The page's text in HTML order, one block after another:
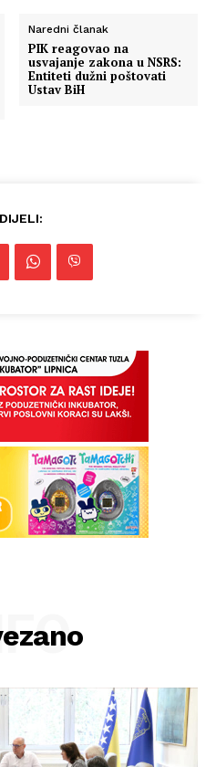
Naredni članak
PIK reagovao na
usvajanje zakona u NSRS:
Entiteti dužni poštovati
Ustav BiH